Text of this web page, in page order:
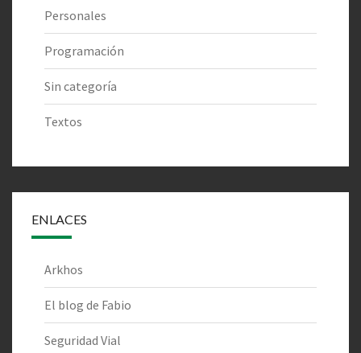
Personales
Programación
Sin categoría
Textos
ENLACES
Arkhos
El blog de Fabio
Seguridad Vial